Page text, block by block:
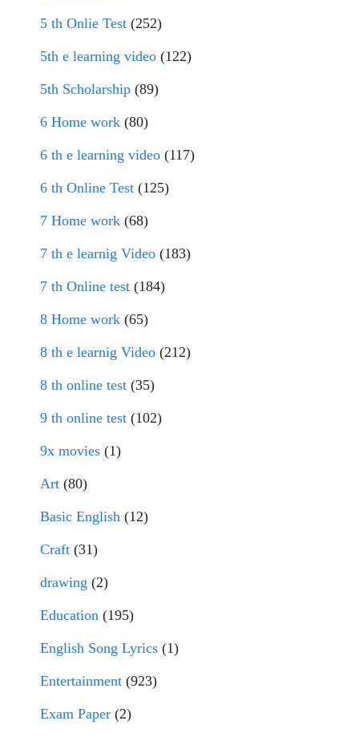
5 th Onlie Test (252)
5th e learning video (122)
5th Scholarship (89)
6 Home work (80)
6 th e learning video (117)
6 th Online Test (125)
7 Home work (68)
7 th e learnig Video (183)
7 th Online test (184)
8 Home work (65)
8 th e learnig Video (212)
8 th online test (35)
9 th online test (102)
9x movies (1)
Art (80)
Basic English (12)
Craft (31)
drawing (2)
Education (195)
English Song Lyrics (1)
Entertainment (923)
Exam Paper (2)